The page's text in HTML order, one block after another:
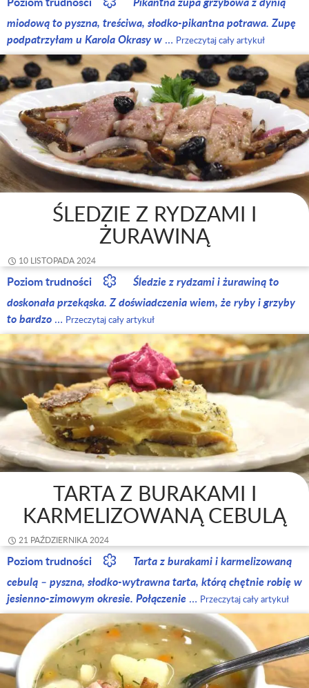
miodową to pyszna, treściwa, słodko-pikantna potrawa. Zupę
podpatrzyłam u Karola Okrasy w … Przeczytaj cały artykuł
ŚLEDZIE Z RYDZAMI I
ŻURAWINĄ
10 LISTOPADA 2024
Poziom trudności
Śledzie z rydzami i żurawiną to
doskonała przekąska. Z doświadczenia wiem, że ryby i grzyby
to bardzo … Przeczytaj cały artykuł
TARTA Z BURAKAMI I
KARMELIZOWANĄ CEBULĄ
21 PAŹDZIERNIKA 2024
Poziom trudności
Tarta z burakami i karmelizowaną
cebulą – pyszna, słodko-wytrawna tarta, którą chętnie robię w
jesienno-zimowym okresie. Połączenie … Przeczytaj cały artykuł